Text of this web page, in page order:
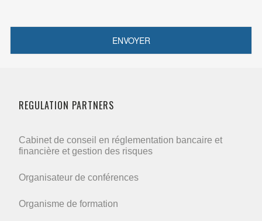
REGULATION PARTNERS
Cabinet de conseil en réglementation bancaire et
financière et gestion des risques
Organisateur de conférences
Organisme de formation